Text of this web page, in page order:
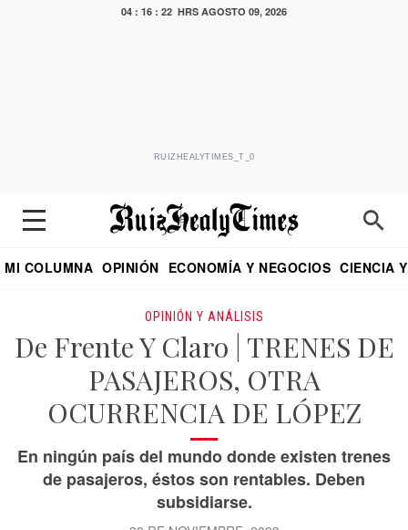
04 : 16 : 23 HRS AGOSTO 09, 2026
RUIZHEALYTIMES_T_0
MI COLUMNA OPINIÓN ECONOMÍA Y NEGOCIOS CIENCIA
OPINIÓN Y ANÁLISIS
De Frente Y Claro | TRENES DE
PASAJEROS, OTRA
OCURRENCIA DE LÓPEZ
En ningún país del mundo donde existen trenes
de pasajeros, éstos son rentables. Deben
subsidiarse.